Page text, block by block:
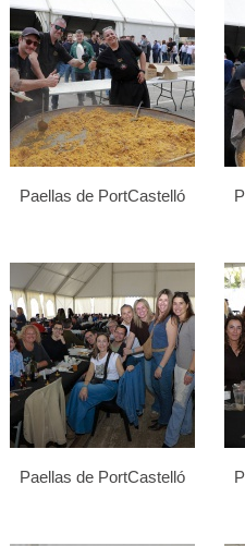
Paellas de PortCastelló
Paellas de PortCastelló